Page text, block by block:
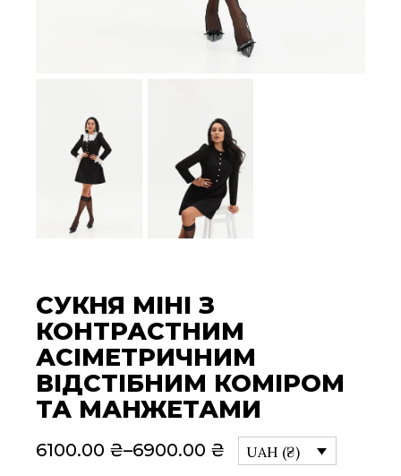
СУКНЯ МІНІ З
КОНТРАСТНИМ
АСІМЕТРИЧНИМ
ВІДСТІБНИМ КОМІРОМ
ТА МАНЖЕТАМИ
6100.00 ₴–6900.00 ₴
Price
UAH (₴)